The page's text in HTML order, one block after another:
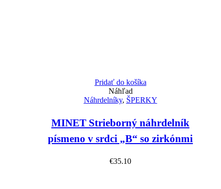
Pridať do košíka
Náhľad
Náhrdelníky, ŠPERKY
MINET Strieborný náhrdelník
písmeno v srdci „B“ so zirkónmi
€35.10